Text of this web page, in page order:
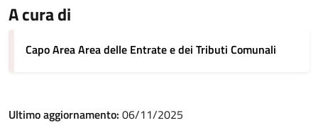
A cura di
Capo Area Area delle Entrate e dei Tributi Comunali
Ultimo aggiornamento: 06/11/2025